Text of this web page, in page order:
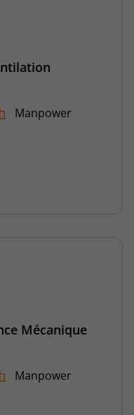
Manpower
Mécanique
Manpower